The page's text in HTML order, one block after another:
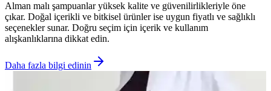
Alman malı şampuanlar yüksek kalite ve güvenilirlikleriyle öne
çıkar. Doğal içerikli ve bitkisel ürünler ise uygun fiyatlı ve sağlıklı
seçenekler sunar. Doğru seçim için içerik ve kullanım
alışkanlıklarına dikkat edin.
Daha fazla bilgi edinin